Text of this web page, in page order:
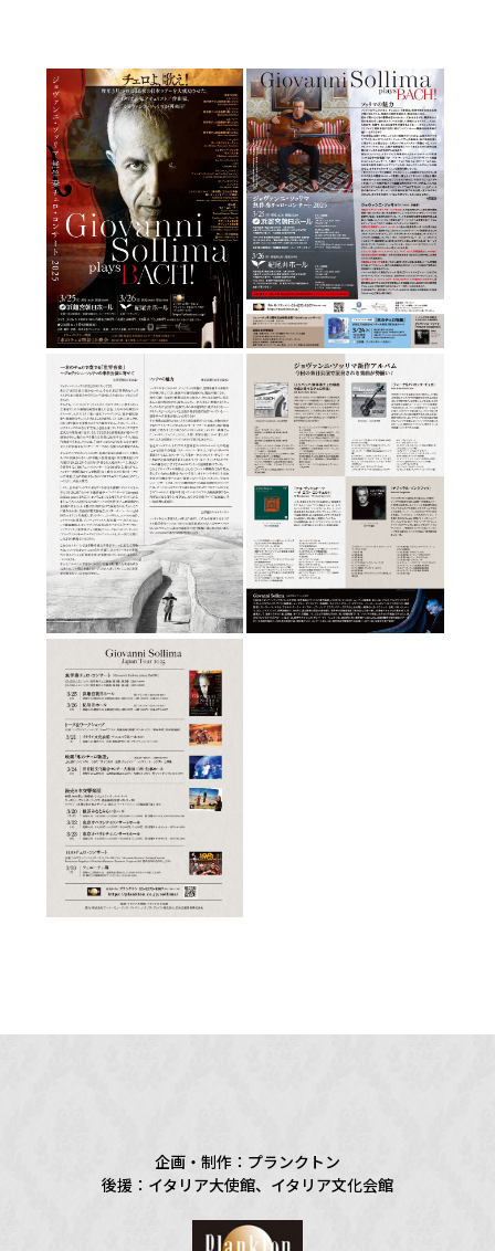
企画・制作：プランクトン
後援：イタリア大使館、イタリア文化会館